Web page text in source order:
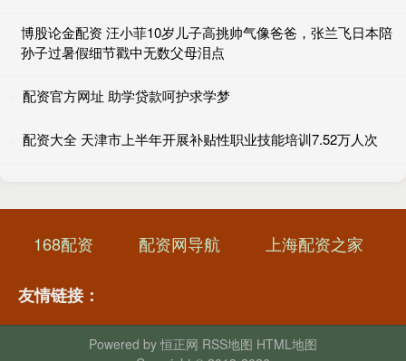
博股论金配资 汪小菲10岁儿子高挑帅气像爸爸，张兰飞日本陪
孙子过暑假细节戳中无数父母泪点
配资官方网址 助学贷款呵护求学梦
配资大全 天津市上半年开展补贴性职业技能培训7.52万人次
168配资 配资网导航 上海配资之家
友情链接：
Powered by恒正网 RSS地图 HTML地图